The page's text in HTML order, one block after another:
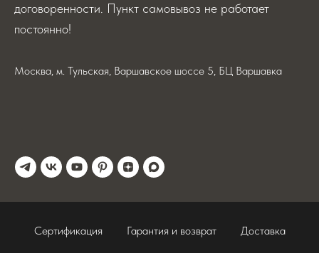
договоренности. Пункт самовывоз не работает
постоянно!
Москва, м. Тульская, Варшавское шоссе 5, БЦ Варшавка
Сертификация Гарантия и возврат Доставка